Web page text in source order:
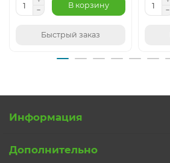
В корзину
Быстрый заказ
Информация
Дополнительно